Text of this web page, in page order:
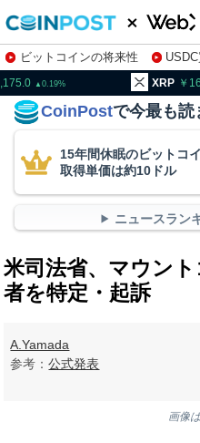
ビットコインの将来性
株特集・関連銘柄
164.39
CoinPostで今最も読
15年間休眠のビットコ
取得単価は約10ドル
ニュースラン
米司法省、マウン
者を特定・起訴
A.Yamada
参考：公式発表
画像